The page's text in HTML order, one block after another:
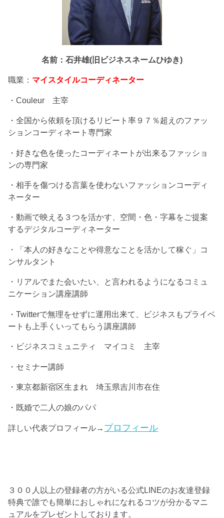
名前：石井雄(旧ビジネスネームひゆき)
職業： マイスタイルコーディネーター
・Couleur 主宰
・全国から依頼を頂けるリピート率９７％超えのファッ
ションコーディネート専門家
・好きな色を使ったコーディネートが出来るファッショ
ンの専門家
・相手を傷つける言葉を使わないファッションコーディ
ネーター
・動画で映える３つを活かす、空間・色・字幕をご提案
するデジタルコーディネーター
・「本人の好きなことや得意なことを活かして稼ぐ」コ
ンサルタント
・リアルでまた会いたい、と言われるようになるコミュ
ニケーション講座講師
・Twitterで無理をせずに運用出来て、ビジネスもプライベ
ートも上手くいってもらう講座講師
・ビジネスコミュニティ マイコミ 主宰
・セミナー講師
・東京都新宿区生まれ 埼玉県吉川市在住
・既婚で二人の娘のパパ
詳しい代表プロフィール→ プロフィール
３００人以上の登録者の方がいる公式LINEのお友達登録
特典で誰でも簡単におしゃれになれるコツが分かるマニ
ュアルをプレゼントしております。